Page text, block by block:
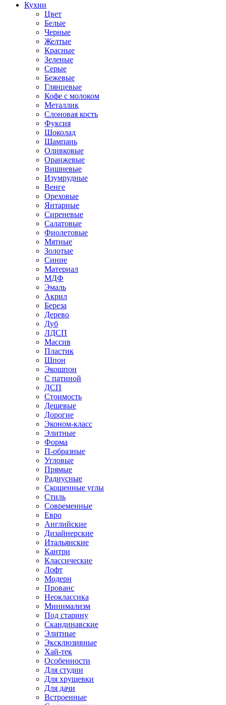
Кухни
Цвет
Белые
Черные
Желтые
Красные
Зеленые
Серые
Бежевые
Глянцевые
Кофе с молоком
Металлик
Слоновая кость
Фуксия
Шоколад
Шампань
Оливковые
Оранжевые
Вишневые
Изумрудные
Венге
Ореховые
Янтарные
Сиреневые
Салатовые
Фиолетовые
Мятные
Золотые
Синие
Материал
МДФ
Эмаль
Акрил
Береза
Дерево
Дуб
ЛДСП
Массив
Пластик
Шпон
Экошпон
С патиной
ДСП
Стоимость
Дешевые
Дорогие
Эконом-класс
Элитные
Форма
П-образные
Угловые
Прямые
Радиусные
Скошенные углы
Стиль
Современные
Евро
Английские
Дизайнерские
Итальянские
Кантри
Классические
Лофт
Модерн
Прованс
Неоклассика
Минимализм
Под старину
Скандинавские
Элитные
Эксклюзивные
Хай-тек
Особенности
Для студии
Для хрущевки
Для дачи
Встроенные